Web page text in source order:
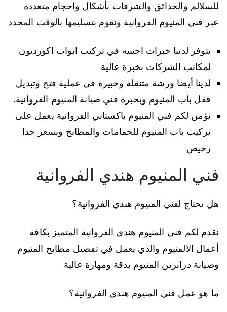
للسلالم والحدائق والشرفات بأشكال واحجام متعددة
عبر فني المنيوم الفروانية ونقوم بتسليمها بالوقت المحدد
يتوفر لدينا خبرات اجنبيه في تركيب ابواب اكورديون
لمكاتب الشركات بخبرة عالية
لدينا أيضا ورشة متنقلة وخبيرة في عملية فتح وتبديل
قفل باب المنيوم وبخبرة فني صيانة المنيوم الفروانية.
نؤمن لكم فني المنيوم باكستاني الفروانية يعمل على
تركيب باب المنيوم للحمامات والمطابخ وبسعر جدا
رخيص
فني المنيوم هندي الفروانية
هل تحتاج لفني المنيوم هندي الفروانية؟
نقدم لكم فني المنيوم هندي الفروانية المتميز بكافة
أعمال الالمنيوم والذي يعمل في تفصيل مطابخ المنيوم
وصيانة درابزين المنيوم بدقة ومهارة عالية
ما هو عمل فني المنيوم هندي الفروانية؟